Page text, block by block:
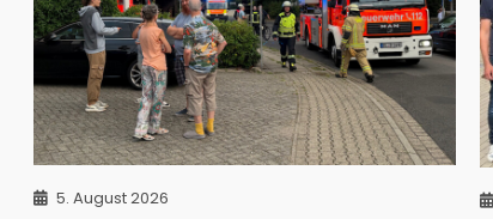
5. August 2026